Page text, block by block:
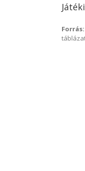
Forrás: